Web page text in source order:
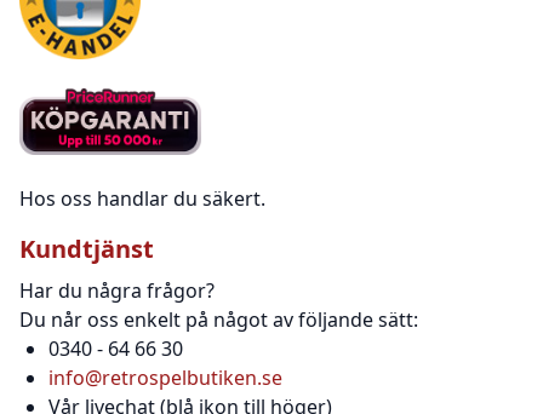
Hos oss handlar du säkert.
Kundtjänst
Har du några frågor?
Du når oss enkelt på något av följande sätt:
0340 - 64 66 30
info@retrospelbutiken.se
Vår livechat (blå ikon till höger)